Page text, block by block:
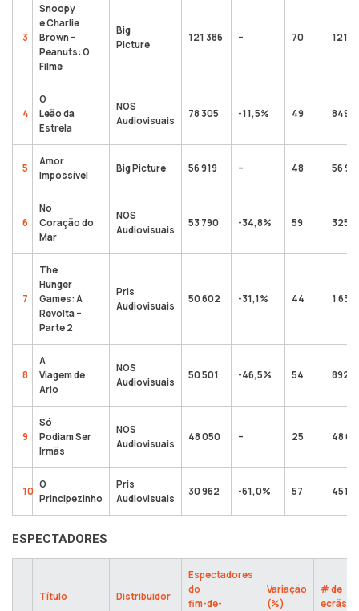
3
Snoopy
e Charlie
Brown –
Peanuts: O
Filme
Big
Picture
121 386 – 70 121
4
O
Leão da
Estrela
NOS
Audiovisuais
78 305 -11,5% 49 849
5
Amor
Impossível
Big Picture 56 919 – 48 56
6
No
Coração do
Mar
NOS
Audiovisuais
53 790 -34,8% 59 325
7
The
Hunger
Games: A
Revolta –
Parte 2
Pris
Audiovisuais
50 602 -31,1% 44 1 630
8
A
Viagem de
Arlo
NOS
Audiovisuais
50 501 -46,5% 54 892
9
Só
Podiam Ser
Irmãs
NOS
Audiovisuais
48 050 – 25 48
10
O
Principezinho
Pris
Audiovisuais
30 962 -61,0% 57 451
ESPECTADORES
Título Distribuidor
Espectadores
do
fim-de-
Variação
(%)
# de
ecrãs